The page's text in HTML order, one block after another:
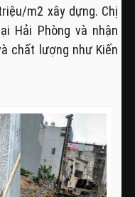
m2 xây dựng. Chị
Hải Phòng và nhận
chất lượng như Kiến